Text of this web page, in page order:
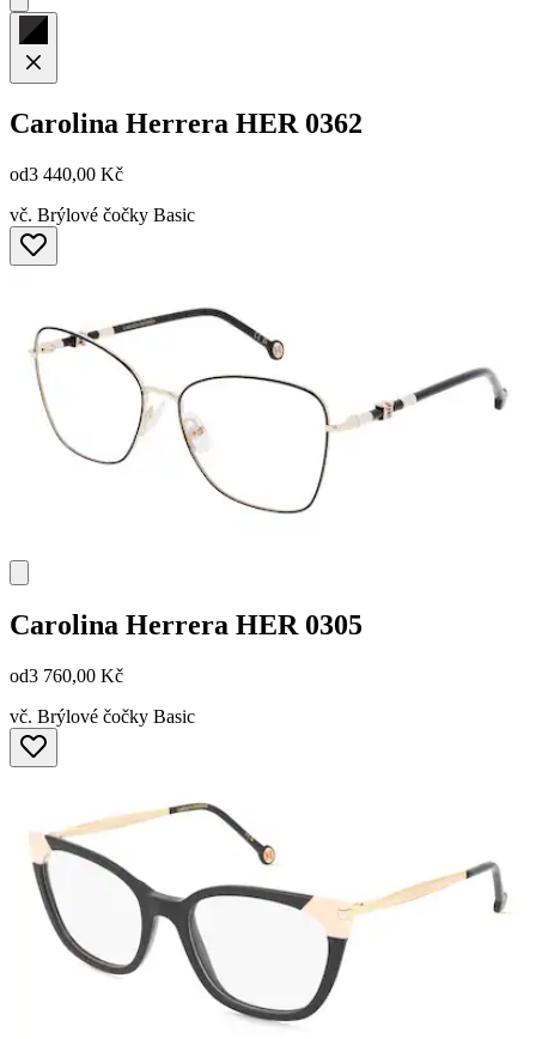
Carolina Herrera HER 0362
od3 440,00 Kč
vč. Brýlové čočky Basic
Carolina Herrera HER 0305
od3 760,00 Kč
vč. Brýlové čočky Basic